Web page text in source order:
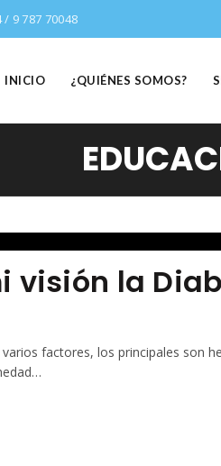
/ 9 787 70048
INICIO ¿QUIÉNES SOMOS?
visión la
factores, los principales son